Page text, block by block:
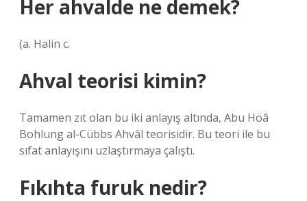
Her ahvalde ne demek?
(a. Halin c.
Ahval teorisi kimin?
Tamamen zıt olan bu iki anlayış altında, Abu Höâ
Bohlung al-Cübbs Ahvâl teorisidir. Bu teori ile bu
sıfat anlayışını uzlaştırmaya çalıştı.
Fıkıhta furuk nedir?